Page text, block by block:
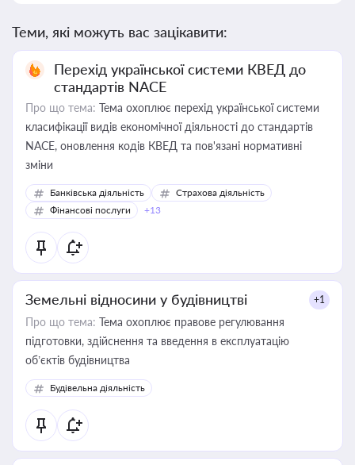
Теми, які можуть вас зацікавити:
Перехід української системи КВЕД до
стандартів NACE
Про що тема: Тема охоплює перехід української системи
класифікації видів економічної діяльності до стандартів
NACE, оновлення кодів КВЕД та пов'язані нормативні
зміни
Банківська діяльність
Страхова діяльність
Фінансові послуги
+13
Земельні відносини у будівництві +1
Про що тема: Тема охоплює правове регулювання
підготовки, здійснення та введення в експлуатацію
об’єктів будівництва
Будівельна діяльність